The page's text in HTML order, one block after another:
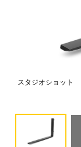
スタジオショット